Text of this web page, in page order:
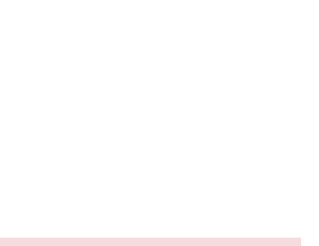
s ženskými orgány a jejich příčiny“